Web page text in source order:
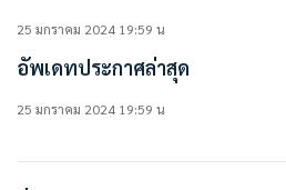
• Jogging track
• Serviced condo
• 105 Club house
• รปภ. 24 ชม.
25 มกราคม 2024 19:59 น
อัพเดทประกาศล่าสุด
25 มกราคม 2024 19:59 น